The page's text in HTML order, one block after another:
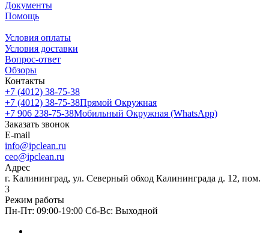
Документы
Помощь
Условия оплаты
Условия доставки
Вопрос-ответ
Обзоры
Контакты
+7 (4012) 38-75-38
+7 (4012) 38-75-38Прямой Окружная
+7 906 238-75-38Мобильный Окружная (WhatsApp)
Заказать звонок
E-mail
info@ipclean.ru
ceo@ipclean.ru
Адрес
г. Калининград, ул. Северный обход Калининграда д. 12, пом.
3
Режим работы
Пн-Пт: 09:00-19:00 Сб-Вс: Выходной